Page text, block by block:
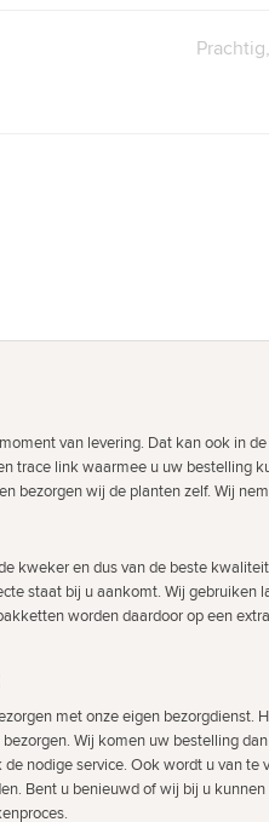
van levering. Dat kan ook in
trace link waarmee u uw bestelling
bezorgen wij de planten zelf. Wij
kweker en dus van de beste
staat bij u aankomt. Wij gebruiken
worden daardoor op een
met onze eigen bezorgdienst.
Wij komen uw bestelling
nodige service. Ook wordt u van
Bent u benieuwd of wij bij u